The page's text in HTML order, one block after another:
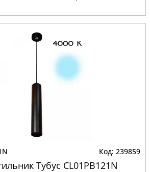
239859
Тубус CL01PB121N